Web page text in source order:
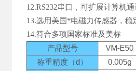
12.RS232串口，可扩展计算机
13.选用美国*电磁力传感器，
14.符合多项国家标准及美标
产品型号
VM-E50
称重精度（d）
0.005g